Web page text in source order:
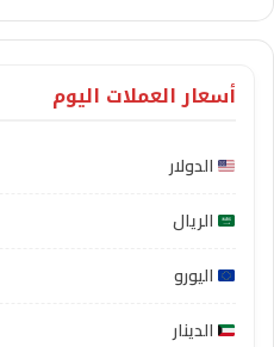
أسعار العملات اليوم
الدولار
الريال
اليورو
الدينار